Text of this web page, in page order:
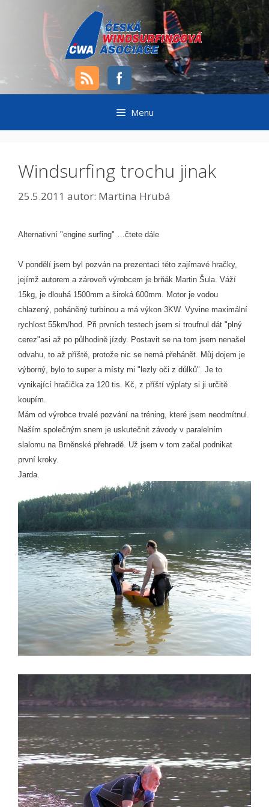
Menu
Windsurfing trochu jinak
25.5.2011 autor: Martina Hrubá
Alternativní "engine surfing" …čtete dále
V pondělí jsem byl pozván na prezentaci této zajímavé hračky,
jejímž autorem a zároveň výrobcem je brňák Martin Šula. Váží
15kg, je dlouhá 1500mm a široká 600mm. Motor je vodou
chlazený, poháněný turbínou a má výkon 3KW. Vyvine maximální
rychlost 55km/hod. Při prvních testech jsem si troufnul dát "plný
cerez"asi až po půlhodině jízdy. Postavit se na tom jsem nenašel
odvahu, to až příště, protože nic se nemá přehánět. Můj dojem je
výborný, bylo to super a místy mi "lezly oči z důlků". Je to
vynikající hračička za 120 tis. Kč, z příští výplaty si ji určitě
koupím.
Mám od výrobce trvalé pozvání na tréning, které jsem neodmítnul.
Naším společným snem je uskutečnit závody v paralelním
slalomu na Brněnské přehradě. Už jsem v tom začal podnikat
první kroky.
Jarda.